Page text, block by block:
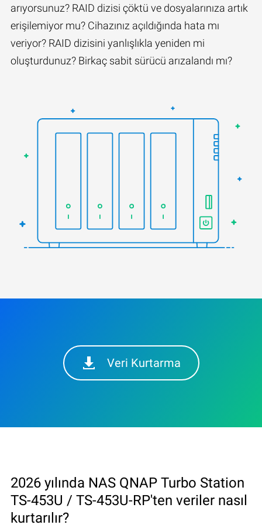
arıyorsunuz? RAID dizisi çöktü ve dosyalarınıza artık
erişilemiyor mu? Cihazınız açıldığında hata mı
veriyor? RAID dizisini yanlışlıkla yeniden mi
oluşturdunuz? Birkaç sabit sürücü arızalandı mı?
Veri Kurtarma
2026 yılında NAS QNAP Turbo Station
TS-453U / TS-453U-RP'ten veriler nasıl
kurtarılır?